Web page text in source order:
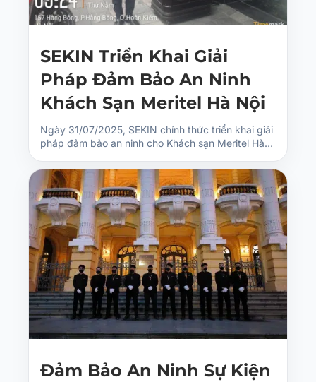
SEKIN Triển Khai Giải
Pháp Đảm Bảo An Ninh
Khách Sạn Meritel Hà Nội
Ngày 31/07/2025, SEKIN chính thức triển khai giải
pháp đảm bảo an ninh cho Khách sạn Meritel Hà…
Đảm Bảo An Ninh Sự Kiện